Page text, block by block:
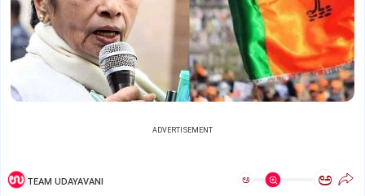
ADVERTISEMENT
TEAM UDAYAVANI ಅ ಅ